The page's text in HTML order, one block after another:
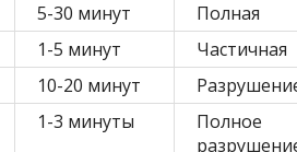
5-30 минут
Полная
1-5 минут
Частичная
10-20 минут
1-3 минуты
Полное